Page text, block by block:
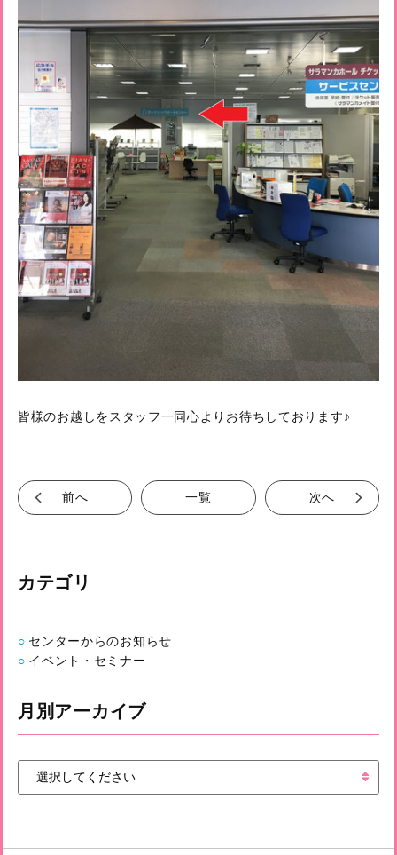
皆様のお越しをスタッフ一同心よりお待ちしております♪
前へ 一覧 次へ
カテゴリ
センターからのお知らせ
イベント・セミナー
月別アーカイブ